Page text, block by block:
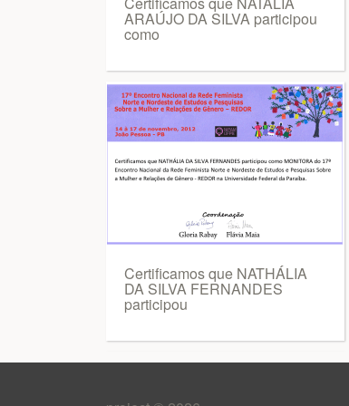
ARAÚJO DA SILVA participou
como
Certificamos que NATHÁLIA
DA SILVA FERNANDES
participou